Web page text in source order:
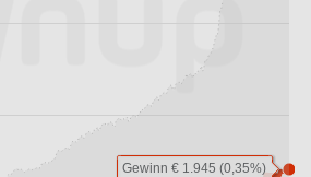
Gewinn € 1.945 (0,35%)